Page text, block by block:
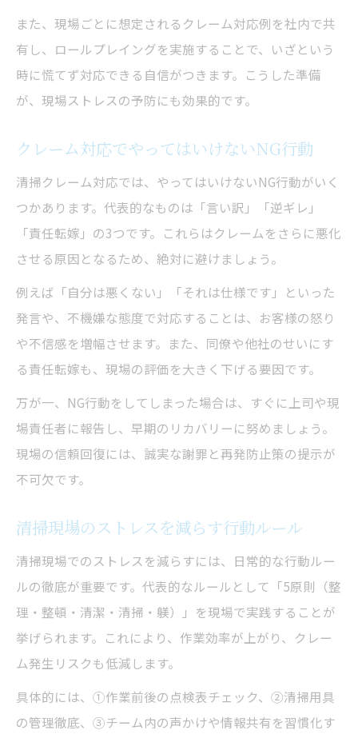
また、現場ごとに想定されるクレーム対応例を社内で共
有し、ロールプレイングを実施することで、いざという
時に慌てず対応できる自信がつきます。こうした準備
が、現場ストレスの予防にも効果的です。
クレーム対応でやってはいけないNG行動
清掃クレーム対応では、やってはいけないNG行動がいく
つかあります。代表的なものは「言い訳」「逆ギレ」
「責任転嫁」の3つです。これらはクレームをさらに悪化
させる原因となるため、絶対に避けましょう。
例えば「自分は悪くない」「それは仕様です」といった
発言や、不機嫌な態度で対応することは、お客様の怒り
や不信感を増幅させます。また、同僚や他社のせいにす
る責任転嫁も、現場の評価を大きく下げる要因です。
万が一、NG行動をしてしまった場合は、すぐに上司や現
場責任者に報告し、早期のリカバリーに努めましょう。
現場の信頼回復には、誠実な謝罪と再発防止策の提示が
不可欠です。
清掃現場のストレスを減らす行動ルール
清掃現場でのストレスを減らすには、日常的な行動ルー
ルの徹底が重要です。代表的なルールとして「5原則（整
理・整頓・清潔・清掃・躾）」を現場で実践することが
挙げられます。これにより、作業効率が上がり、クレー
ム発生リスクも低減します。
具体的には、①作業前後の点検表チェック、②清掃用具
の管理徹底、③チーム内の声かけや情報共有を習慣化す